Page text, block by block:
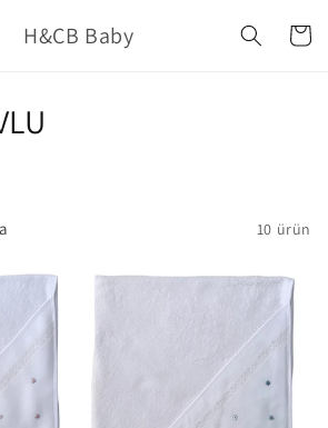
H&CB Baby Sepet
10 ürün